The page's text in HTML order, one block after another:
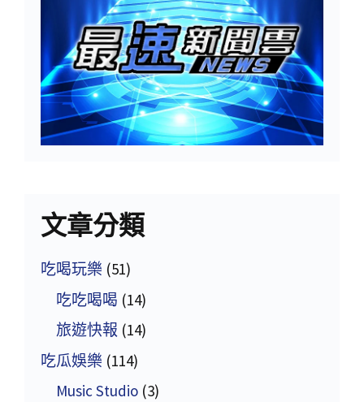
文章分類
吃喝玩樂 (51)
吃吃喝喝 (14)
旅遊快報 (14)
吃瓜娛樂 (114)
Music Studio (3)